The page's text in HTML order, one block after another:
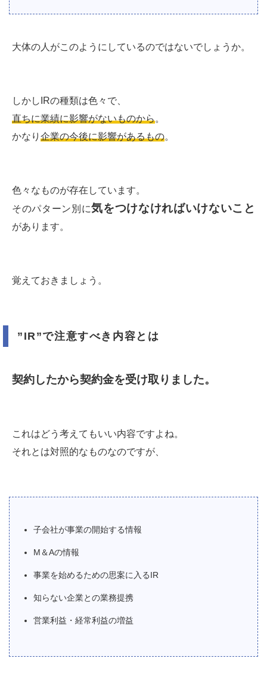
大体の人がこのようにしているのではないでしょうか。
しかしIRの種類は色々で、
直ちに業績に影響がないものから。
かなり 企業の今後に影響があるもの。
色々なものが存在しています。
そのパターン別に気をつけなければいけないこと
があります。
覚えておきましょう。
”IR”で注意すべき内容とは
契約したから契約金を受け取りました。
これはどう考えてもいい内容ですよね。
それとは対照的なものなのですが、
子会社が事業の開始する情報
M＆Aの情報
事業を始めるための思案に入るIR
知らない企業との業務提携
営業利益・経常利益の増益